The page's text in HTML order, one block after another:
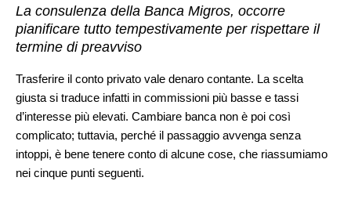
La consulenza della Banca Migros, occorre
pianificare tutto tempestivamente per rispettare il
termine di preavviso
Trasferire il conto privato vale denaro contante. La scelta
giusta si traduce infatti in commissioni più basse e tassi
d’interesse più elevati. Cambiare banca non è poi così
complicato; tuttavia, perché il passaggio avvenga senza
intoppi, è bene tenere conto di alcune cose, che riassumiamo
nei cinque punti seguenti.